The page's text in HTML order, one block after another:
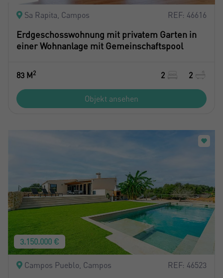
Sa Rapita, Campos REF: 46616
Erdgeschosswohnung mit privatem Garten in
einer Wohnanlage mit Gemeinschaftspool
83 M2 2 2
Objekt ansehen
3.150.000 €
Campos Pueblo, Campos REF: 46523